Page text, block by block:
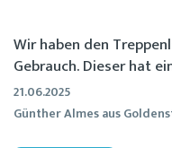
Wir haben den
Gebrauch. Dieser hat
21.06.2025
Günther Almes aus